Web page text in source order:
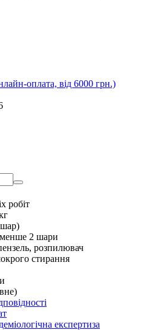
оплата, від 6000 грн.)
робіт
шар)
2 шари
розпилювач
стирання
експертиза